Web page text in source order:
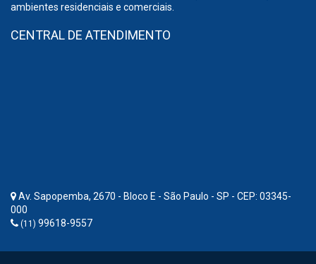
ambientes residenciais e comerciais.
CENTRAL DE ATENDIMENTO
Av. Sapopemba, 2670 - Bloco E - São Paulo - SP - CEP: 03345-
000
(11) 99618-9557